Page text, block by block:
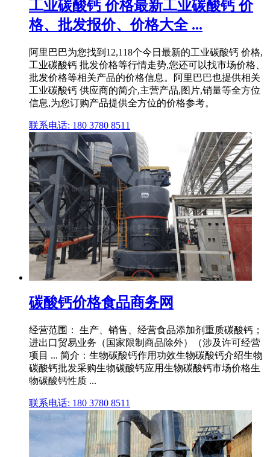
工业碳酸钙 价格最新工业碳酸钙 价
格、批发报价、价格大全 ...
阿里巴巴为您找到12,118个今日最新的工业碳酸钙 价格,
工业碳酸钙 批发价格等行情走势,您还可以找市场价格、
批发价格等相关产品的价格信息。阿里巴巴也提供相关
工业碳酸钙 供应商的简介,主营产品,图片,销量等全方位
信息,为您订购产品提供全方位的价格参考。
联系电话: 180 3780 8511
碳酸钙价格食品商务网
经营范围： 生产、销售、经营食品添加剂重质碳酸钙；
进出口贸易业务（国家限制商品除外）（涉及许可经营
项目 ... 简介：生物碳酸钙作用功效生物碳酸钙介绍生物
碳酸钙批发采购生物碳酸钙应用生物碳酸钙市场价格生
物碳酸钙性质 ...
联系电话: 180 3780 8511